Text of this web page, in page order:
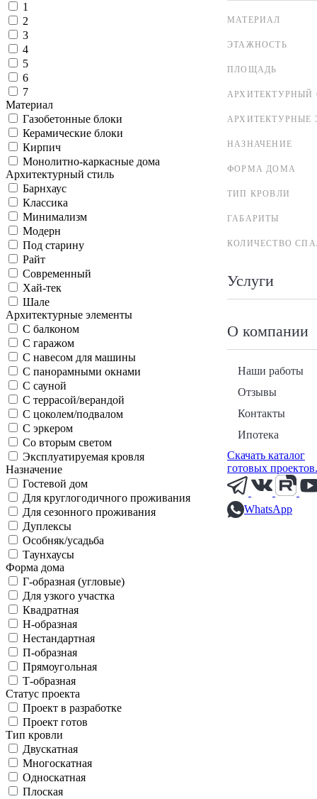
МАТЕРИАЛ
ЭТАЖНОСТЬ
ПЛОЩАДЬ
АРХИТЕКТУРНЫЙ
АРХИТЕКТУРНЫЕ
НАЗНАЧЕНИЕ
ФОРМА ДОМА
ТИП КРОВЛИ
ГАБАРИТЫ
КОЛИЧЕСТВО
Услуги
О компании
Наши работы
Отзывы
Контакты
Ипотека
Скачать каталог
готовых
WhatsApp
1
2
3
4
5
6
7
Материал
Газобетонные блоки
Керамические блоки
Кирпич
Монолитно-каркасные дома
Архитектурный стиль
Барнхаус
Классика
Минимализм
Модерн
Под старину
Райт
Современный
Хай-тек
Шале
Архитектурные элементы
С балконом
С гаражом
С навесом для машины
С панорамными окнами
С сауной
С террасой/верандой
С цоколем/подвалом
С эркером
Со вторым светом
Эксплуатируемая кровля
Назначение
Гостевой дом
Для круглогодичного проживания
Для сезонного проживания
Дуплексы
Особняк/усадьба
Таунхаусы
Форма дома
Г-образная (угловые)
Для узкого участка
Квадратная
Н-образная
Нестандартная
П-образная
Прямоугольная
Т-образная
Статус проекта
Проект в разработке
Проект готов
Тип кровли
Двускатная
Многоскатная
Односкатная
Плоская